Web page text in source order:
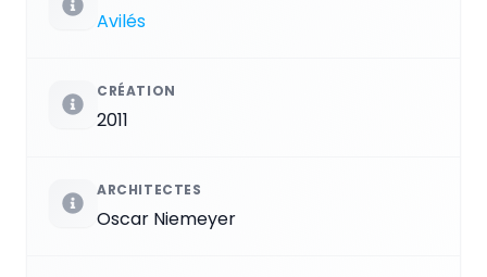
Avilés
CRÉATION
2011
ARCHITECTES
Oscar Niemeyer